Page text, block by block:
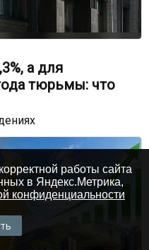
а для
тюрьмы: что
работы сайта
в Яндекс.Метрика,
конфиденциальности